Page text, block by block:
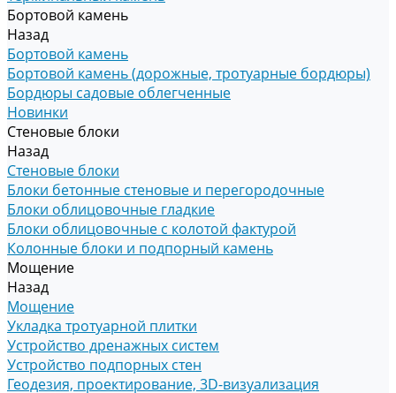
Бортовой камень
Назад
Бортовой камень
Бортовой камень (дорожные, тротуарные бордюры)
Бордюры садовые облегченные
Новинки
Стеновые блоки
Назад
Стеновые блоки
Блоки бетонные стеновые и перегородочные
Блоки облицовочные гладкие
Блоки облицовочные с колотой фактурой
Колонные блоки и подпорный камень
Мощение
Назад
Мощение
Укладка тротуарной плитки
Устройство дренажных систем
Устройство подпорных стен
Геодезия, проектирование, 3D-визуализация